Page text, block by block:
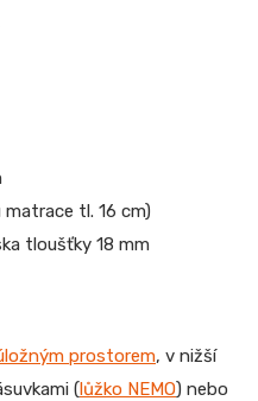
matrace tl. 16 cm)
tloušťky 18 mm
prostorem, v nižší
(lůžko NEMO) nebo